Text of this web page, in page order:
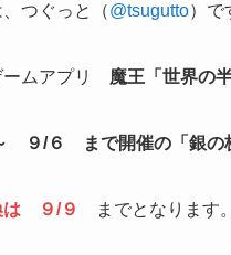
つぐっと（@tsugutto）で
ームアプリ 魔王「世界の
９/６ まで開催の「銀の
は ９/９ までとなります。